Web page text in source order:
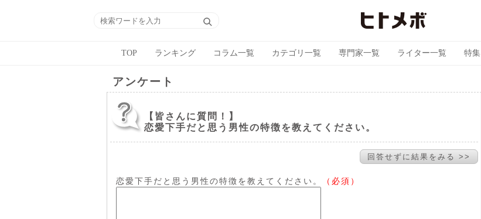
TOP ランキング コラム一覧 カテゴリ一覧 専門家一覧 ライター一覧 特集
アンケート
【皆さんに質問！】
恋愛下手だと思う男性の特徴を教えてください。
回答せずに結果をみる >>
恋愛下手だと思う男性の特徴を教えてください。 （必須）